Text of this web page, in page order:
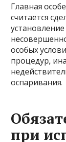
Главная
считается
особых
процедур,
оспаривания.
при